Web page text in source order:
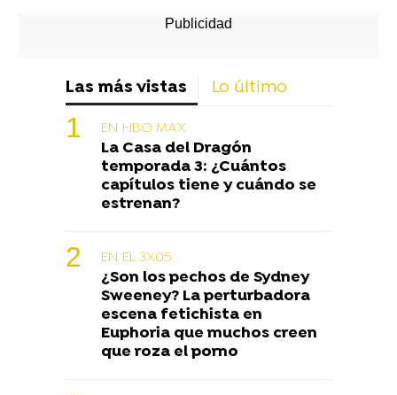
Las más vistas Lo último
EN HBO MAX
La Casa del Dragón
temporada 3: ¿Cuántos
capítulos tiene y cuándo se
estrenan?
EN EL 3X05
¿Son los pechos de Sydney
Sweeney? La perturbadora
escena fetichista en
Euphoria que muchos creen
que roza el porno